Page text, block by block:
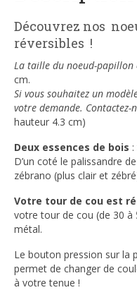
Découvrez nos
réversibles !
La taille du noeud-papillon
cm.
Si vous souhaitez un
votre demande. Contactez-
hauteur 4.3 cm)
Deux essences de bois
D’un coté le palissandre
zébrano (plus clair et
Votre tour de cou est
votre tour de cou (de 30 à
métal.
Le bouton pression sur la
permet de changer de
à votre tenue !